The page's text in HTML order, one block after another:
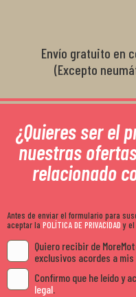
Envío gratuito en
(Excepto
¿Quieres ser el
nuestras
relacionado
Antes de enviar el formulario para
aceptar la POLÍTICA DE PRIVACIDADy el
Quiero recibir de
exclusivos acordes a
Confirmo que he leído y
legal.